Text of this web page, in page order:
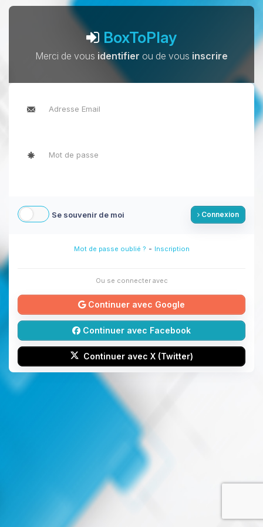
BoxToPlay
Merci de vous identifier ou de vous inscrire
Se souvenir de moi Connexion
Mot de passe oublié ? - Inscription
Ou se connecter avec
Continuer avec Google
Continuer avec Facebook
Continuer avec X (Twitter)